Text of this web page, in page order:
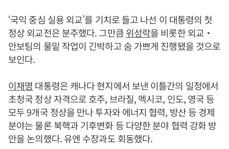
‘국익 중심 실용 외교’를 기치로 들고 나선 이 대통령의 첫
정상 외교전은 분주했다. 그만큼위성락을 비롯한 외교‧
안보팀의 물밑 작업이 긴박하고 숨 가쁘게 진행됐을 것으로
보인다.
이재명 대통령은 캐나다 현지에서 보낸 이틀간의 일정에서
초청국 정상 자격으로 호주, 브라질, 멕시코, 인도, 영국 등
모두 9개국 정상을 만나 투자와 에너지 협력, 방산 등 경제
분야는 물론 북핵과 기후변화 등 다양한 분야 협력 강화 방
안을 논의했다. 유엔 수장과도 회동했다.